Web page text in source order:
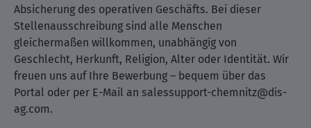
Absicherung des operativen Geschäfts. Bei dieser
Stellenausschreibung sind alle Menschen
gleichermaßen willkommen, unabhängig von
Geschlecht, Herkunft, Religion, Alter oder Identität. Wir
freuen uns auf Ihre Bewerbung – bequem über das
Portal oder per E-Mail an salessupport-chemnitz@dis-
ag.com.